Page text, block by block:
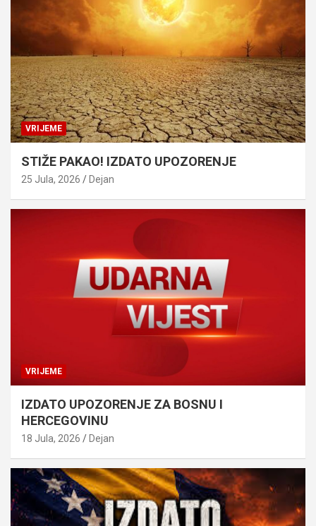
VRIJEME
STIŽE PAKAO! IZDATO UPOZORENJE
25 Jula, 2026 Dejan
VRIJEME
IZDATO UPOZORENJE ZA BOSNU I
HERCEGOVINU
18 Jula, 2026 Dejan